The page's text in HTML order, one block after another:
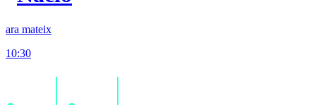
ara mateix
10:30